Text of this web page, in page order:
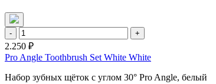
- +
2.250 ₽
Pro Angle Toothbrush Set White White
Набор зубных щёток с углом 30° Pro Angle, белый